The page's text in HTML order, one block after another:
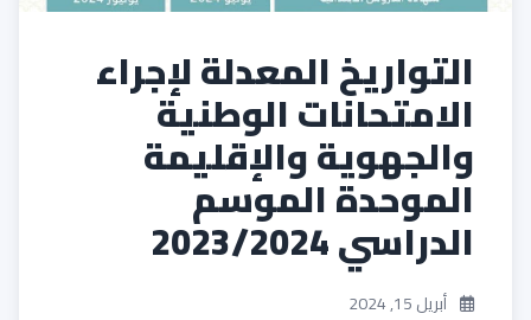
التواريخ المعدلة لإجراء
الامتحانات الوطنية
والجهوية والإقليمة
الموحدة الموسم
الدراسي 2023/2024
أبريل 15, 2024